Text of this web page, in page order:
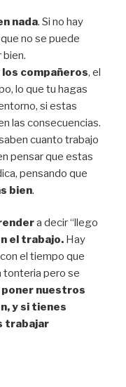
nada. Si no hay
no se puede
bien.
compañeros, el
lo que tu hagas
si estas
las consecuencias.
cuanto trabajo
pensar que estas
pensando que
bien.
a decir “llego
el trabajo. Hay
el tiempo que
tonteria pero se
poner nuestros
y si tienes
trabajar